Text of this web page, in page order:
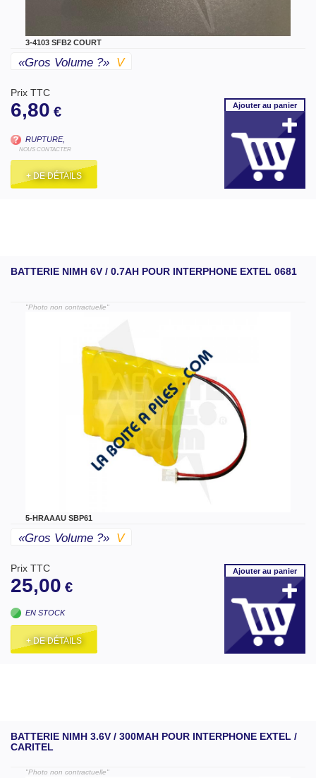
3-4103 SFB2 COURT
«gros Volume ?» V
Prix TTC
6,80 €
RUPTURE,
NOUS CONTACTER
+ DE DÉTAILS
Ajouterau panier
BATTERIE NIMH 6V / 0.7AH POUR INTERPHONE EXTEL 0681
"Photo non contractuelle"
5-HRAAAU SBP61
«gros Volume ?» V
Prix TTC
25,00 €
EN STOCK
+ DE DÉTAILS
Ajouterau panier
BATTERIE NIMH 3.6V / 300MAH POUR INTERPHONE EXTEL /
CARITEL
"Photo non contractuelle"